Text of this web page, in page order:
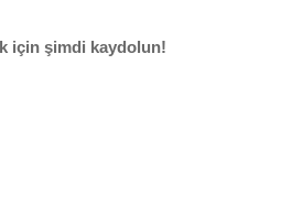
için şimdi kaydolun!